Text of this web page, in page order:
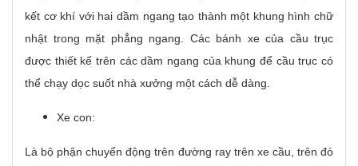
kết cơ khí với hai dầm ngang tạo thành một khung hình chữ
nhật trong mặt phẳng ngang. Các bánh xe của cầu trục
được thiết kế trên các dầm ngang của khung để cầu trục có
thể chạy dọc suốt nhà xưởng một cách dễ dàng.
Xe con:
Là bộ phận chuyển động trên đường ray trên xe cầu, trên đó